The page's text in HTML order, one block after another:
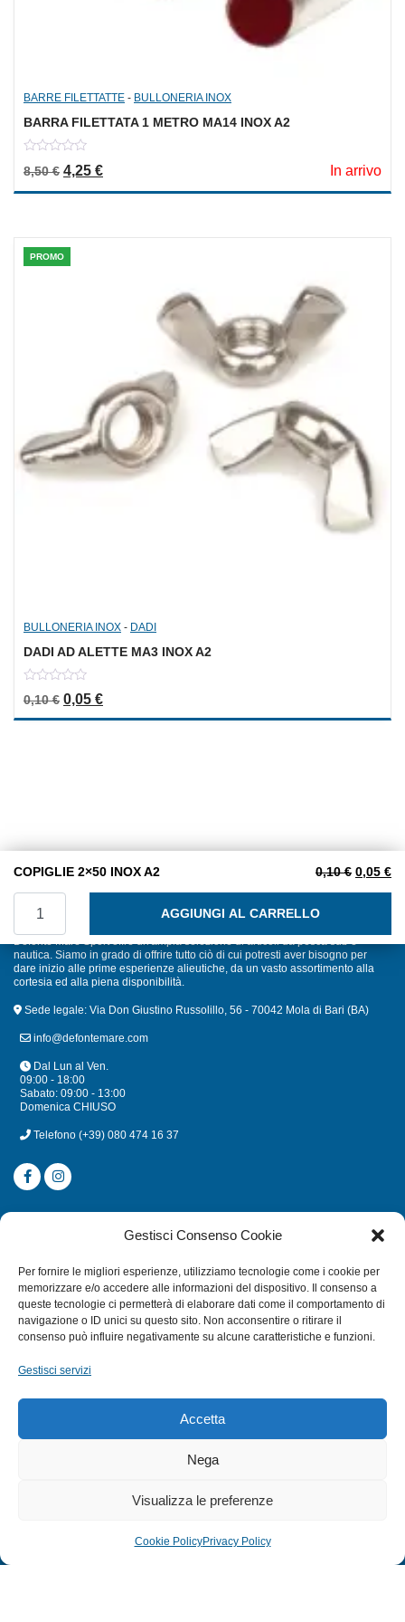
Gestisci Consenso Cookie
Per fornire le migliori esperienze, utilizziamo tecnologie come i cookie per
memorizzare e/o accedere alle informazioni del dispositivo. Il consenso a
queste tecnologie ci permetterà di elaborare dati come il comportamento di
navigazione o ID unici su questo sito. Non acconsentire o ritirare il
consenso può influire negativamente su alcune caratteristiche e funzioni.
Gestisci servizi
Accetta
Nega
Visualizza le preferenze
Cookie PolicyPrivacy Policy
BARRE FILETTATTE - BULLONERIA INOX
BARRA FILETTATA 1 METRO MA14 INOX A2
out
5
8,50€ Il prezzo originale era: 8,50 €.
4,25 €Il prezzo attuale è: 4,25 €. In arrivo
PROMO
BULLONERIA INOX - DADI
DADI AD ALETTE MA3 INOX A2
out
of
0,10€ Il prezzo originale era: 0,10 €.
0,05 €Il prezzo attuale è: 0,05 €.
COPIGLIE 2×50 INOX A2 0,10€ Il
0,05 €Il
AGGIUNGI AL CARRELLO
Defonte Mare Sport offre un'ampia selezione di articoli da pesca sub e
nautica. Siamo in grado di offrire tutto ciò di cui potresti aver bisogno per
dare inizio alle prime esperienze alieutiche, da un vasto assortimento alla
cortesia ed alla piena disponibilità.
Sede legale: Via Don Giustino Russolillo, 56 - 70042 Mola di Bari (BA)
info@defontemare.com
Dal Lun al Ven.
09:00 - 18:00
Sabato: 09:00 - 13:00
Domenica CHIUSO
Telefono (+39) 080 474 16 37
CATEGORIE
MULINELLI
CANNE
ACCESSORI NAUTICI
TERMINI E CONDIZIONI